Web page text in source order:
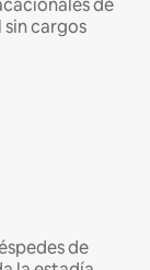
de
sin cargos
de